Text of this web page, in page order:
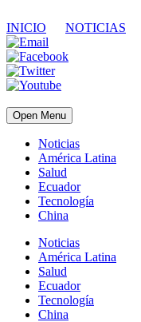
INICIO NOTICIAS
Open Menu
Noticias
América Latina
Salud
Ecuador
Tecnología
China
Noticias
América Latina
Salud
Ecuador
Tecnología
China